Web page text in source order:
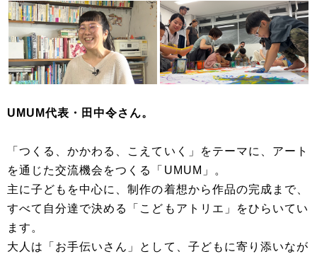
UMUM代表・田中令さん。
「つくる、かかわる、こえていく」をテーマに、アート
を通じた交流機会をつくる「UMUM」。
主に子どもを中心に、制作の着想から作品の完成まで、
すべて自分達で決める「こどもアトリエ」をひらいてい
ます。
大人は「お手伝いさん」として、子どもに寄り添いなが